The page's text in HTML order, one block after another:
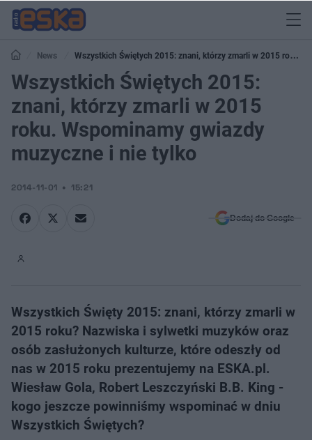
News
Wszystkich Świętych 2015: znani, którzy zmarli w 2015 roku.
Wspominamy gwiazdy muzyczne i nie tylko
Wszystkich Świętych 2015:
znani, którzy zmarli w 2015
roku. Wspominamy gwiazdy
muzyczne i nie tylko
2014-11-01 15:21
Dodaj do Google
Wszystkich Święty 2015: znani, którzy zmarli w
2015 roku? Nazwiska i sylwetki muzyków oraz
osób zasłużonych kulturze, które odeszły od
nas w 2015 roku prezentujemy na ESKA.pl.
Wiesław Gola, Robert Leszczyński B.B. King -
kogo jeszcze powinniśmy wspominać w dniu
Wszystkich Świętych?